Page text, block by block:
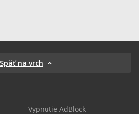
Späť na vrch
Vypnutie AdBlock